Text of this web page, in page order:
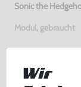
Sonic the
Modul, gebraucht
Wir